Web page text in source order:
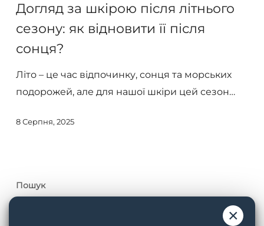
після
літнього
сезону:
як
після
Догляд за шкірою після літнього
сезону: як відновити її після
сонця?
Літо – це час відпочинку, сонця та морських
подорожей, але для нашої шкіри цей сезон…
8 Серпня, 2025
Пошук
×